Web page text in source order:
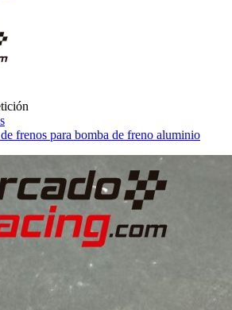
frenos para bomba de freno aluminio